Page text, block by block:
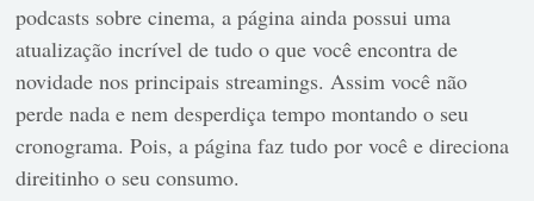
podcasts sobre cinema, a página ainda possui uma
atualização incrível de tudo o que você encontra de
novidade nos principais streamings. Assim você não
perde nada e nem desperdiça tempo montando o seu
cronograma. Pois, a página faz tudo por você e direciona
direitinho o seu consumo.